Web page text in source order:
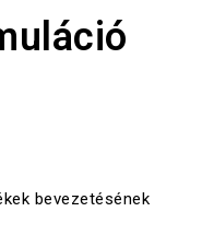
bevezetésének